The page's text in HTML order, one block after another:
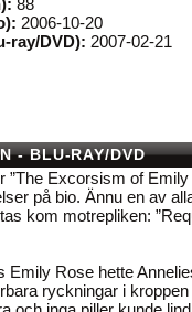
88
2006-10-20
ray/DVD): 2007-02-21
- BLU-RAY/DVD
”The Excorsism of
på bio. Ännu en av
kom motrepliken:
Emily Rose hette
ryckningar i